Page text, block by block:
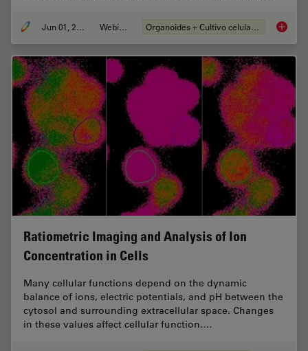
Jun 01, 2026 Webinar Organoides + Cultivo celular 3D
Ratiometric Imaging and Analysis of Ion
Concentration in Cells
Many cellular functions depend on the dynamic
balance of ions, electric potentials, and pH between the
cytosol and surrounding extracellular space. Changes
in these values affect cellular function.…